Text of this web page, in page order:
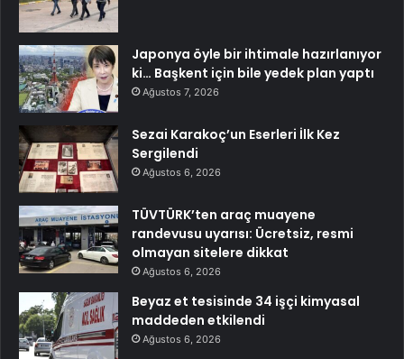
Japonya öyle bir ihtimale hazırlanıyor
ki… Başkent için bile yedek plan yaptı
Ağustos 7, 2026
Sezai Karakoç’un Eserleri İlk Kez
Sergilendi
Ağustos 6, 2026
TÜVTÜRK’ten araç muayene
randevusu uyarısı: Ücretsiz, resmi
olmayan sitelere dikkat
Ağustos 6, 2026
Beyaz et tesisinde 34 işçi kimyasal
maddeden etkilendi
Ağustos 6, 2026